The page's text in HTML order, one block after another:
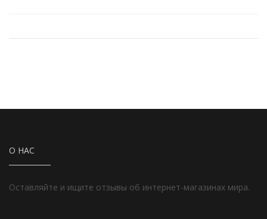
О НАС
Оставляйте и ищите отзывы об интернет-магазинах мира.